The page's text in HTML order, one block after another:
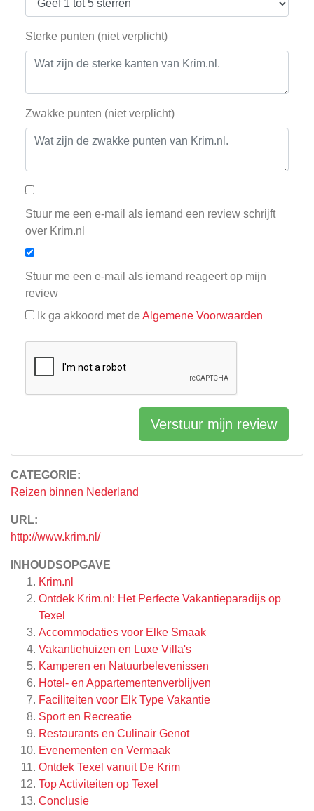
CATEGORIE:
Reizen binnen Nederland
URL:
http://www.krim.nl/
INHOUDSOPGAVE
Krim.nl
Ontdek Krim.nl: Het Perfecte Vakantieparadijs op
Texel
Accommodaties voor Elke Smaak
Vakantiehuizen en Luxe Villa's
Kamperen en Natuurbelevenissen
Hotel- en Appartementenverblijven
Faciliteiten voor Elk Type Vakantie
Sport en Recreatie
Restaurants en Culinair Genot
Evenementen en Vermaak
Ontdek Texel vanuit De Krim
Top Activiteiten op Texel
Conclusie
Sterke punten (niet verplicht)
Zwakke punten (niet verplicht)
Stuur me een e-mail als iemand een review schrijft
over Krim.nl
Stuur me een e-mail als iemand reageert op mijn
review
Ik ga akkoord met de Algemene Voorwaarden
Verstuur mijn review